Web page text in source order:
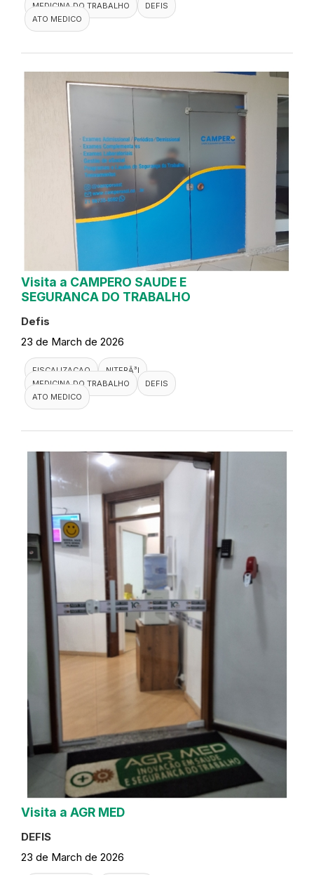
MEDICINA DO TRABALHO
DEFIS
ATO MEDICO
Visita a CAMPERO SAUDE E
SEGURANCA DO TRABALHO
Defis
23 de March de 2026
FISCALIZACAO
NITERÃ³I
MEDICINA DO TRABALHO
DEFIS
ATO MEDICO
Visita a AGR MED
DEFIS
23 de March de 2026